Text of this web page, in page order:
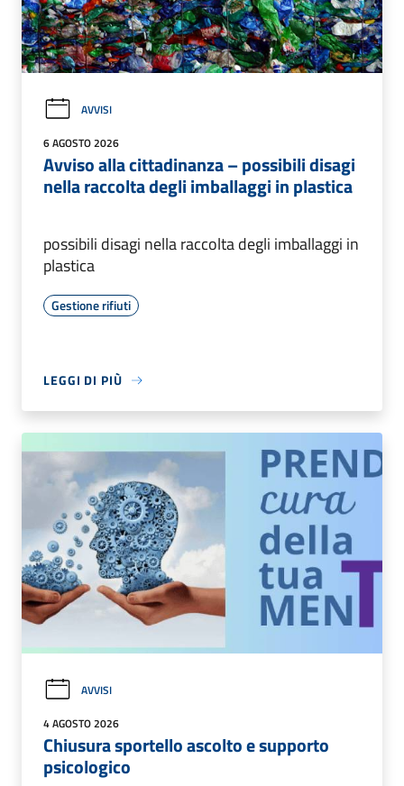
AVVISI
6 AGOSTO 2026
Avviso alla cittadinanza – possibili disagi
nella raccolta degli imballaggi in plastica
possibili disagi nella raccolta degli imballaggi in
plastica
Gestione rifiuti
LEGGI DI PIÙ
AVVISI
4 AGOSTO 2026
Chiusura sportello ascolto e supporto
psicologico